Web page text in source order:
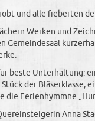
und alle fieberten
Werken und
Gemeindesaal
beste Unterhaltung:
der
Ferienhymmne
Anna